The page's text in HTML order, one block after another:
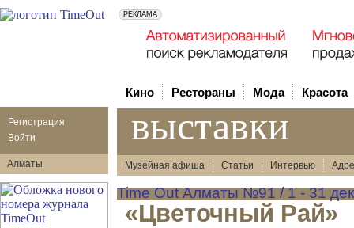
Регистрация
Войти
Алматы
Кино Рестораны Мода Красота
выставки
Музейная афиша Статьи Интервью
Time Out Алматы №91 / 1 - 31
«Цветочный Рай»